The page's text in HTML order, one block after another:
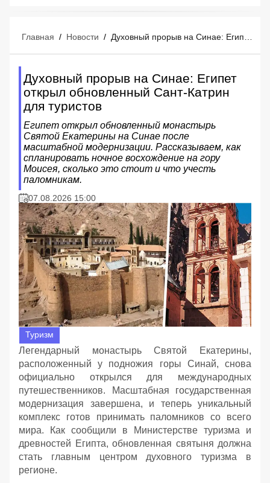
Главная / Новости /
Духовный прорыв на Синае: Египет
открыл обновленный Сант-Катрин
для туристов
Египет открыл обновленный монастырь
Святой Екатерины на Синае после
масштабной модернизации. Рассказываем, как
спланировать ночное восхождение на гору
Моисея, сколько это стоит и что учесть
паломникам.
07.08.2026 15:00
Туризм
Легендарный монастырь Святой Екатерины,
расположенный у подножия горы Синай, снова
официально открылся для международных
путешественников. Масштабная государственная
модернизация завершена, и теперь уникальный
комплекс готов принимать паломников со всего
мира. Как сообщили в Министерстве туризма и
древностей Египта, обновленная святыня должна
стать главным центром духовного туризма в
регионе.